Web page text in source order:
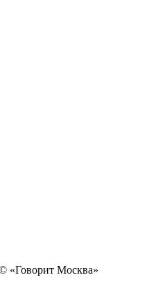
«Говорит Москва»